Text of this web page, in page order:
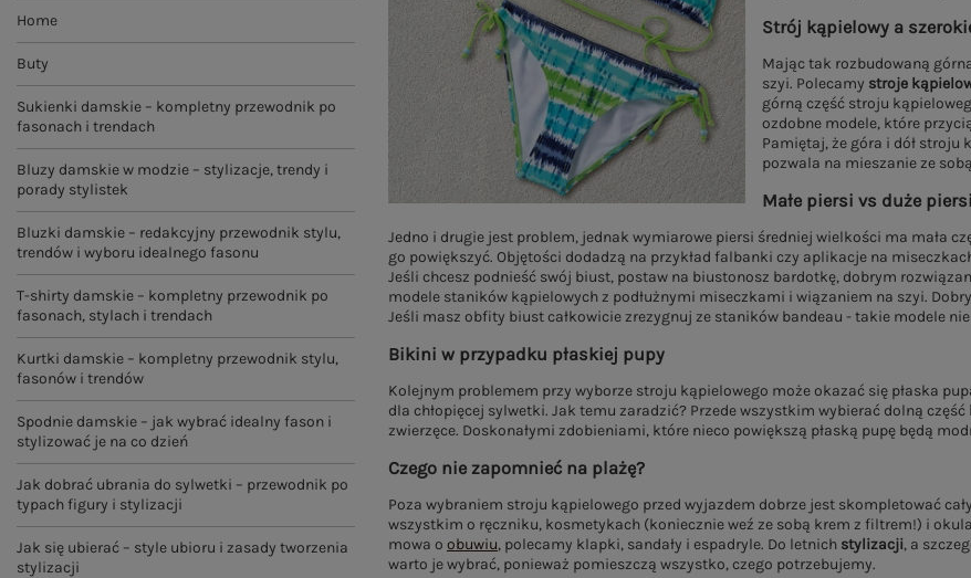
Home
Buty
Sukienki damskie – kompletny przewodnik po
fasonach i trendach
Bluzy damskie w modzie – stylizacje, trendy i
porady stylistek
Bluzki damskie – redakcyjny przewodnik stylu,
trendów i wyboru idealnego fasonu
T-shirty damskie – kompletny przewodnik po
fasonach, stylach i trendach
Kurtki damskie – kompletny przewodnik stylu,
fasonów i trendów
Spodnie damskie – jak wybrać idealny fason i
stylizować je na co dzień
Jak dobrać ubrania do sylwetki – przewodnik po
typach figury i stylizacji
Jak się ubierać – style ubioru i zasady tworzenia
stylizacji
Strój kąpielowy a
Mając tak rozbudowaną
szyi. Polecamy stroje
górną część stroju
ozdobne modele, które
Pamiętaj, że góra i dół
pozwala na mieszanie ze
Małe piersi vs duże piersi
Jedno i drugie jest problem, jednak wymiarowe piersi średniej wielkości ma mała
go powiększyć. Objętości dodadzą na przykład falbanki czy aplikacje na
Jeśli chcesz podnieść swój biust, postaw na biustonosz bardotkę, dobrym
modele staników kąpielowych z podłużnymi miseczkami i wiązaniem na szyi.
Jeśli masz obfity biust całkowicie zrezygnuj ze staników bandeau - takie modele
Bikini w przypadku płaskiej pupy
Kolejnym problemem przy wyborze stroju kąpielowego może okazać się płaska
dla chłopięcej sylwetki. Jak temu zaradzić? Przede wszystkim wybierać dolną część
zwierzęce. Doskonałymi zdobieniami, które nieco powiększą płaską pupę będą
Czego nie zapomnieć na plażę?
Poza wybraniem stroju kąpielowego przed wyjazdem dobrze jest skompletować
wszystkim o ręczniku, kosmetykach (koniecznie weź ze sobą krem z filtrem!) i
mowa o obuwiu, polecamy klapki, sandały i espadryle. Do letnich stylizacji, a
warto je wybrać, ponieważ pomieszczą wszystko, czego potrzebujemy.